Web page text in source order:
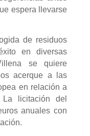
espera llevarse
de residuos
en diversas
se quiere
acerque a las
en relación a
licitación del
anuales con